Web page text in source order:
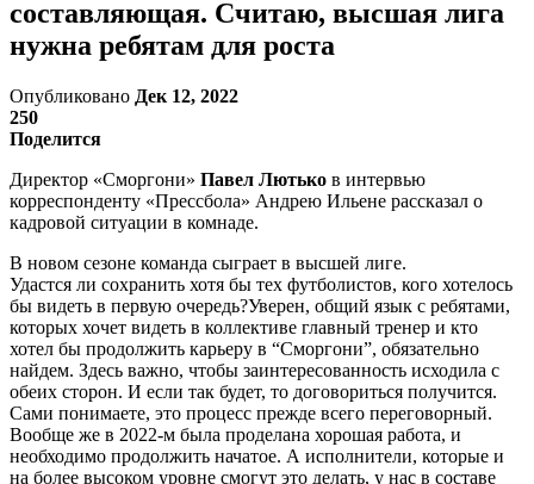
составляющая. Считаю, высшая лига
нужна ребятам для роста
Опубликовано Дек 12, 2022
250
Поделится
Директор «Сморгони» Павел Лютько в интервью
корреспонденту «Прессбола» Андрею Ильене рассказал о
кадровой ситуации в комнаде.
В новом сезоне команда сыграет в высшей лиге.
Удастся ли сохранить хотя бы тех футболистов, кого хотелось
бы видеть в первую очередь?Уверен, общий язык с ребятами,
которых хочет видеть в коллективе главный тренер и кто
хотел бы продолжить карьеру в “Сморгони”, обязательно
найдем. Здесь важно, чтобы заинтересованность исходила с
обеих сторон. И если так будет, то договориться получится.
Сами понимаете, это процесс прежде всего переговорный.
Вообще же в 2022-м была проделана хорошая работа, и
необходимо продолжить начатое. А исполнители, которые и
на более высоком уровне смогут это делать, у нас в составе